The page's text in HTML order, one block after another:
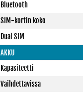
Bluetooth
SIM-kortin koko
Dual SIM
AKKU
Kapasiteetti
Vaihdettavissa